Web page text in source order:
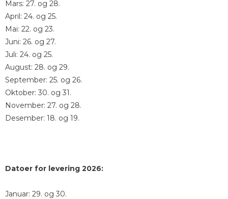
Mars: 27. og 28.
April: 24. og 25.
Mai: 22. og 23.
Juni: 26. og 27.
Juli: 24. og 25.
August: 28. og 29.
September: 25. og 26.
Oktober: 30. og 31.
November: 27. og 28.
Desember: 18. og 19.
Datoer for levering 2026:
Januar: 29. og 30.